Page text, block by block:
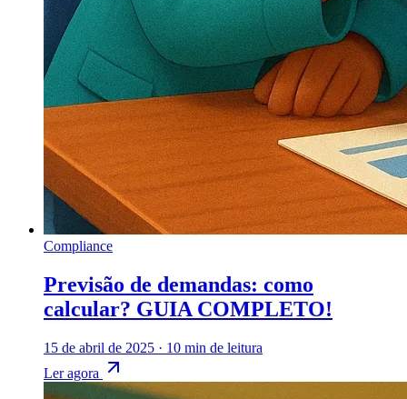
Compliance
Previsão de demandas: como
calcular? GUIA COMPLETO!
15 de abril de 2025 · 10 min de leitura
Ler agora